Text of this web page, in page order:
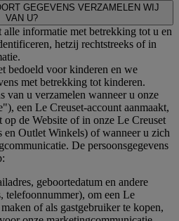
GEGEVENS VERZAMELEN WIJ
VAN U?
alle informatie met betrekking tot u en
hetzij rechtstreeks of in
bedoeld voor kinderen en we
met betrekking tot kinderen.
van u verzamelen wanneer u onze
een Le Creuset-account aanmaakt,
de Website of in onze Le Creuset
en Outlet Winkels) of wanneer u zich
De persoonsgegevens
geboortedatum en andere
telefoonnummer), om een Le
of als gastgebruiker te kopen,